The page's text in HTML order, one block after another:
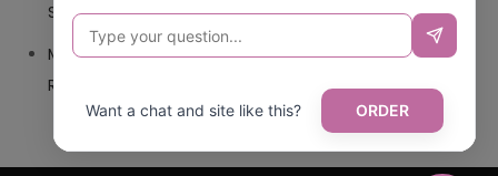
SANITARIA CANARIA?
Mariana Pozoen¿CUAL ES CODIGO POSTAL DE
REPUBLICA DOMINICANA?
Want a chat and site like this? ORDER